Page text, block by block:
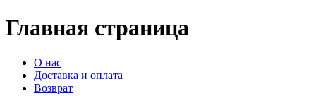
Главная страница
О нас
Доставка и оплата
Возврат